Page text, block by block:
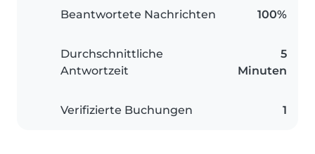
Beantwortete Nachrichten 100%
Durchschnittliche
Antwortzeit
5
Minuten
Verifizierte Buchungen 1